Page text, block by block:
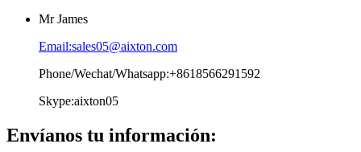
Mr James
Email:sales05@aixton.com
Phone/Wechat/Whatsapp:+8618566291592
Skype:aixton05
Envíanos tu información: